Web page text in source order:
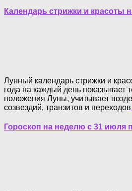
Календарь стрижки и красоты
Лунный календарь стрижки и
года на каждый день показывает
положения Луны, учитывает
созвездий, транзитов и переходов
Гороскоп на неделю с 31 июля